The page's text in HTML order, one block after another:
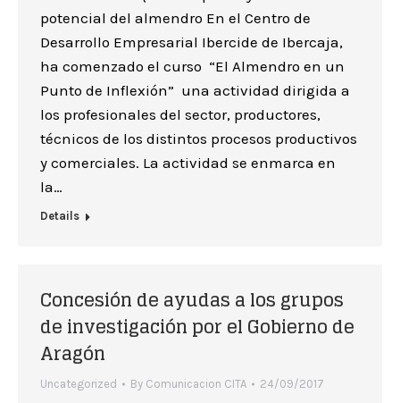
potencial del almendro En el Centro de
Desarrollo Empresarial Ibercide de Ibercaja,
ha comenzado el curso “El Almendro en un
Punto de Inflexión” una actividad dirigida a
los profesionales del sector, productores,
técnicos de los distintos procesos productivos
y comerciales. La actividad se enmarca en
la…
Details
Concesión de ayudas a los grupos
de investigación por el Gobierno de
Aragón
Uncategorized By Comunicacion CITA 24/09/2017